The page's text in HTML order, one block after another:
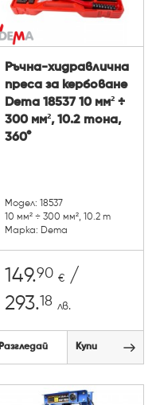
Ръчна-хидравлична
преса за кербоване
Dema 18537 10 мм² ÷
300 мм², 10.2 тона,
360°
Модел: 18537
10 мм² ÷ 300 мм², 10.2 т
Марка: Dema
149.90 € /
293.18 лв.
Разгледай Купи